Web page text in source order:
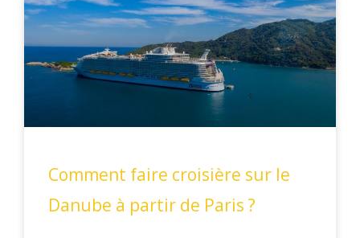
Comment faire croisière sur le
Danube à partir de Paris ?